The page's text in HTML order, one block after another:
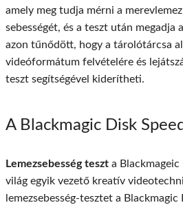
amely meg tudja mérni a
sebességét, és a teszt után megadja
azon tűnődött, hogy a tárolótárcsa
videóformátum felvételére és
teszt segítségével kiderítheti.
A Blackmagic Disk
Lemezsebesség teszt a
világ egyik vezető kreatív
lemezsebesség-tesztet a